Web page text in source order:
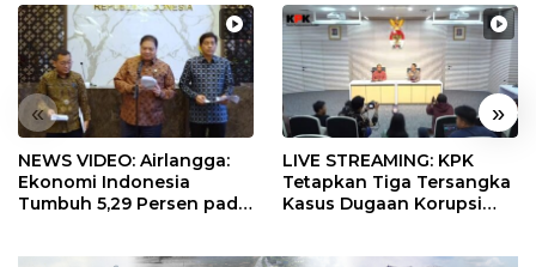
« »
NEWS VIDEO: Airlangga:
Ekonomi Indonesia
Tumbuh 5,29 Persen pada
LIVE STREAMING: KPK
Tetapkan Tiga Tersangka
Kasus Dugaan Korupsi